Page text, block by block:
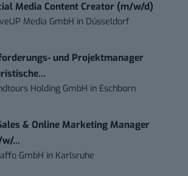
Media Content Creator (m/w/d)
Media GmbH in Düsseldorf
und Projektmanager
Holding GmbH in Eschborn
& Online Marketing Manager
...
GmbH in Karlsruhe